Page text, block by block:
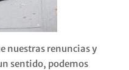
nuestras renuncias y
sentido, podemos